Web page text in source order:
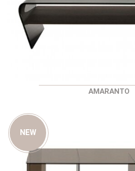
AMARANTO
NEW